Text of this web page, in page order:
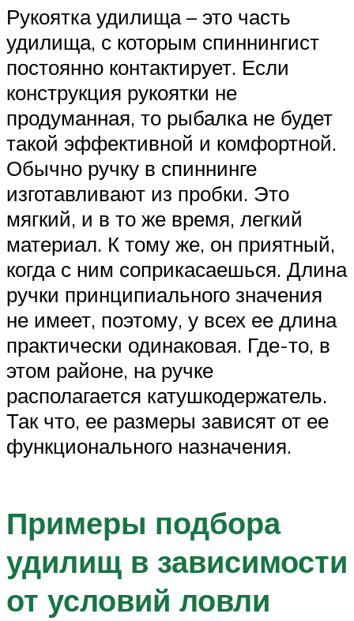
Рукоятка удилища – это часть
удилища, с которым спиннингист
постоянно контактирует. Если
конструкция рукоятки не
продуманная, то рыбалка не будет
такой эффективной и комфортной.
Обычно ручку в спиннинге
изготавливают из пробки. Это
мягкий, и в то же время, легкий
материал. К тому же, он приятный,
когда с ним соприкасаешься. Длина
ручки принципиального значения
не имеет, поэтому, у всех ее длина
практически одинаковая. Где-то, в
этом районе, на ручке
располагается катушкодержатель.
Так что, ее размеры зависят от ее
функционального назначения.
Примеры подбора
удилищ в зависимости
от условий ловли